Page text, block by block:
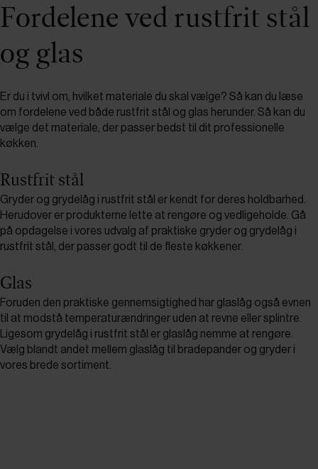
Fordelene ved rustfrit stål
og glas
Er du i tvivl om, hvilket materiale du skal vælge? Så kan du læse
om fordelene ved både rustfrit stål og glas herunder. Så kan du
vælge det materiale, der passer bedst til dit professionelle
køkken.
Rustfrit stål
Gryder og grydelåg i rustfrit stål er kendt for deres holdbarhed.
Herudover er produkterne lette at rengøre og vedligeholde. Gå
på opdagelse i vores udvalg af praktiske gryder og grydelåg i
rustfrit stål, der passer godt til de fleste køkkener.
Glas
Foruden den praktiske gennemsigtighed har glaslåg også evnen
til at modstå temperaturændringer uden at revne eller splintre.
Ligesom grydelåg i rustfrit stål er glaslåg nemme at rengøre.
Vælg blandt andet mellem glaslåg til bradepander og gryder i
vores brede sortiment.